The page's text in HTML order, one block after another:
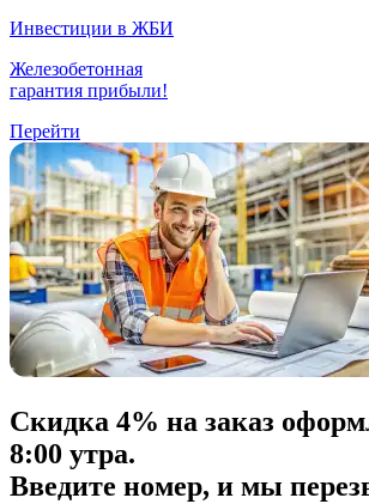
Инвестиции в ЖБИ
Железобетонная
гарантия прибыли!
Перейти
Скидка 4% на заказ
8:00 утра.
Введите номер, и мы